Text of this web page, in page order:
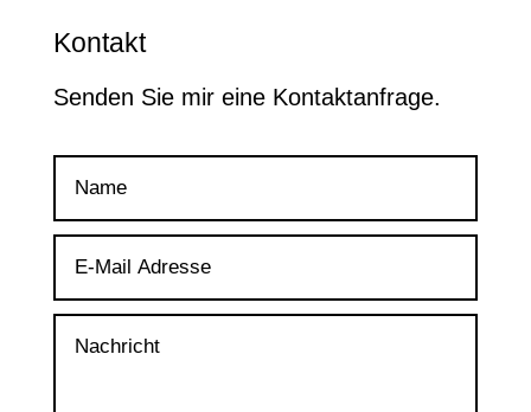
Kontakt
Senden Sie mir eine Kontaktanfrage.